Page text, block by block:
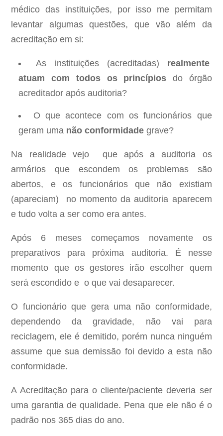
médico das instituições, por isso me permitam
levantar algumas questões, que vão além da
acreditação em si:
As instituições (acreditadas) realmente
atuam com todos os princípios do órgão
acreditador após auditoria?
O que acontece com os funcionários que
geram uma não conformidade grave?
Na realidade vejo que após a auditoria os
armários que escondem os problemas são
abertos, e os funcionários que não existiam
(apareciam) no momento da auditoria aparecem
e tudo volta a ser como era antes.
Após 6 meses começamos novamente os
preparativos para próxima auditoria. É nesse
momento que os gestores irão escolher quem
será escondido e o que vai desaparecer.
O funcionário que gera uma não conformidade,
dependendo da gravidade, não vai para
reciclagem, ele é demitido, porém nunca ninguém
assume que sua demissão foi devido a esta não
conformidade.
A Acreditação para o cliente/paciente deveria ser
uma garantia de qualidade. Pena que ele não é o
padrão nos 365 dias do ano.